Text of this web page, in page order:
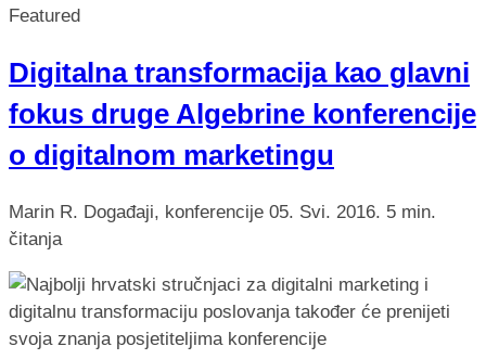
Featured
Digitalna transformacija kao glavni
fokus druge Algebrine konferencije
o digitalnom marketingu
Marin R. Događaji, konferencije 05. Svi. 2016. 5 min.
čitanja